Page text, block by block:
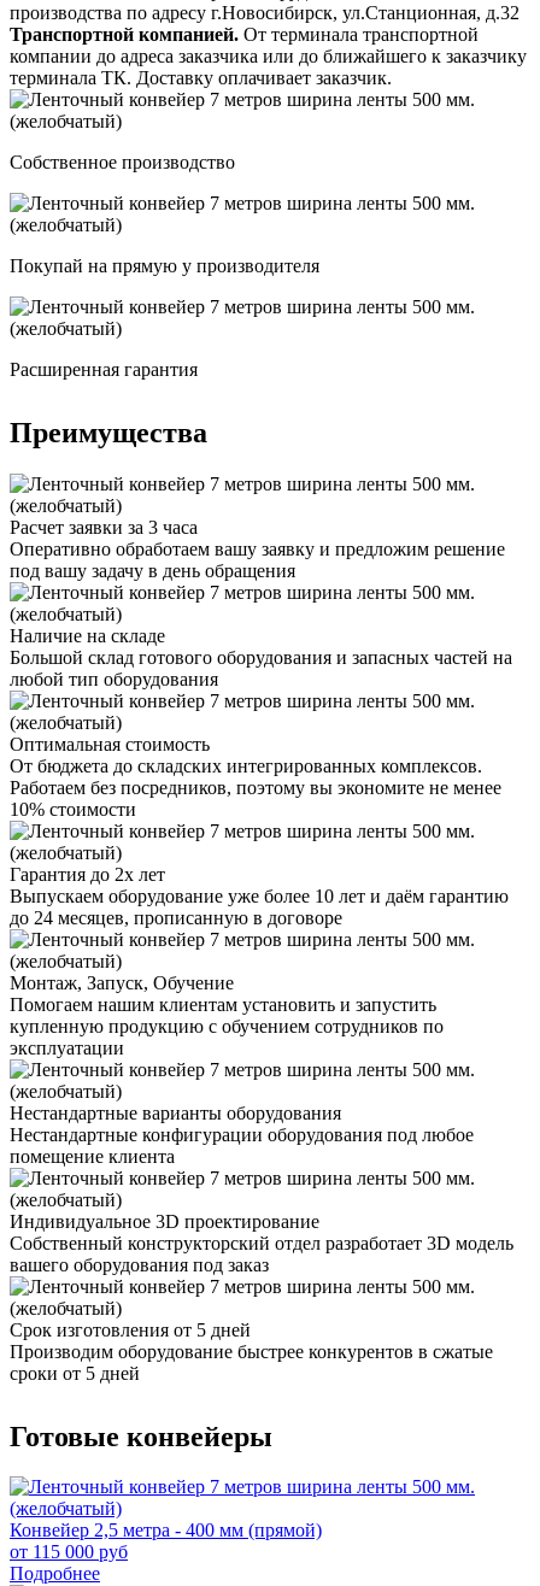
производства по адресу г.Новосибирск, ул.Станционная, д.32
Транспортной компанией. От терминала транспортной
компании до адреса заказчика или до ближайшего к заказчику
терминала ТК. Доставку оплачивает заказчик.
Собственное производство
Покупай на прямую у производителя
Расширенная гарантия
Преимущества
Расчет заявки за 3 часа
Оперативно обработаем вашу заявку и предложим решение
под вашу задачу в день обращения
Наличие на складе
Большой склад готового оборудования и запасных частей на
любой тип оборудования
Оптимальная стоимость
От бюджета до складских интегрированных комплексов.
Работаем без посредников, поэтому вы экономите не менее
10% стоимости
Гарантия до 2х лет
Выпускаем оборудование уже более 10 лет и даём гарантию
до 24 месяцев, прописанную в договоре
Монтаж, Запуск, Обучение
Помогаем нашим клиентам установить и запустить
купленную продукцию с обучением сотрудников по
эксплуатации
Нестандартные варианты оборудования
Нестандартные конфигурации оборудования под любое
помещение клиента
Индивидуальное 3D проектирование
Собственный конструкторский отдел разработает 3D модель
вашего оборудования под заказ
Срок изготовления от 5 дней
Производим оборудование быстрее конкурентов в сжатые
сроки от 5 дней
Готовые конвейеры
Конвейер 2,5 метра - 400 мм (прямой)
от 115 000 руб
Подробнее